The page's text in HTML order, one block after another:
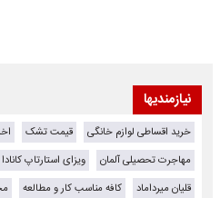
نیازمندیها
خرید اقساطی لوازم خانگی قیمت تشک
مهاجرت تحصیلی آلمان
ویزای استارتاپ کانادا
قلیان میرداماد
کافه مناسب کار و مطالعه